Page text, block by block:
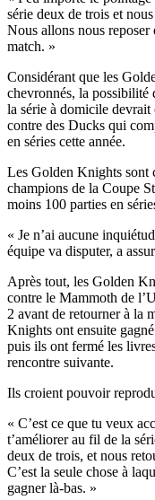
série deux de trois et
Nous allons nous reposer
match. »
Considérant que les
chevronnés, la possibilité
la série à domicile
contre des Ducks qui
en séries cette année.
Les Golden Knights sont
champions de la Coupe
moins 100 parties en
« Je n’ai aucune
équipe va disputer, a
Après tout, les Golden
contre le Mammoth de
2 avant de retourner à la
Knights ont ensuite
puis ils ont fermé les
rencontre suivante.
Ils croient pouvoir
« C’est ce que tu veux
t’améliorer au fil de la
deux de trois, et nous
C’est la seule chose à
gagner là-bas. »